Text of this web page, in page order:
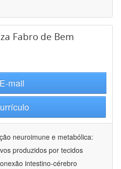
Fabro de Bem
E-mail
neuroimune e metabólica:
produzidos por tecidos
intestino-cérebro